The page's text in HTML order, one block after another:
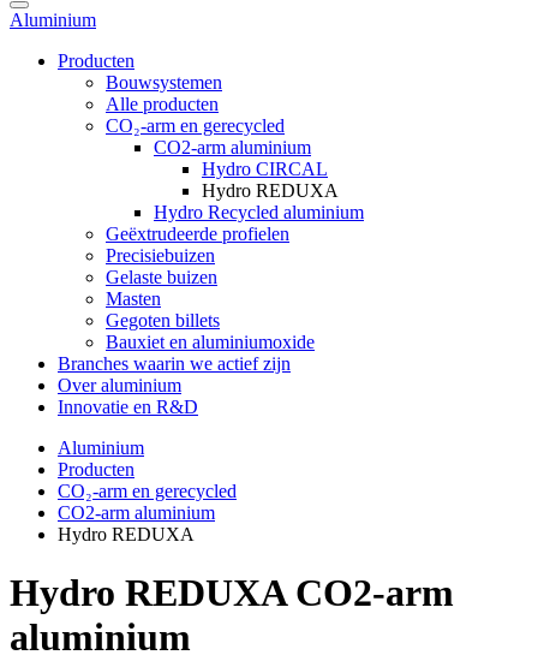
Aluminium
Producten
Bouwsystemen
Alle producten
CO₂-arm en gerecycled
CO2-arm aluminium
Hydro CIRCAL
Hydro REDUXA
Hydro Recycled aluminium
Geëxtrudeerde profielen
Precisiebuizen
Gelaste buizen
Masten
Gegoten billets
Bauxiet en aluminiumoxide
Branches waarin we actief zijn
Over aluminium
Innovatie en R&D
Aluminium
Producten
CO₂-arm en gerecycled
CO2-arm aluminium
Hydro REDUXA
Hydro REDUXA CO2-arm
aluminium